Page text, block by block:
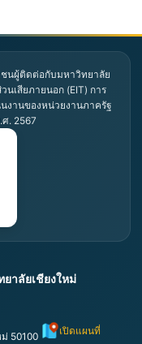
นผู้ติดต่อกับมหาวิทยาลัย
นเสียภายนอก (EIT) การ
งานของหน่วยงานภาครัฐ
. 2567
าลัยเชียงใหม่
50100 เปิดแผนที่